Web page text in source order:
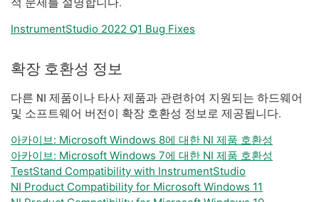
InstrumentStudio 2022 Q1 Bug Fixes
확장 호환성 정보
다른 NI 제품이나 타사 제품과 관련하여 지원되는 하드웨어
및 소프트웨어 버전이 확장 호환성 정보로 제공됩니다.
아카이브: Microsoft Windows 8에 대한 NI 제품 호환성
아카이브: Microsoft Windows 7에 대한 NI 제품 호환성
TestStand Compatibility with InstrumentStudio
NI Product Compatibility for Microsoft Windows 11